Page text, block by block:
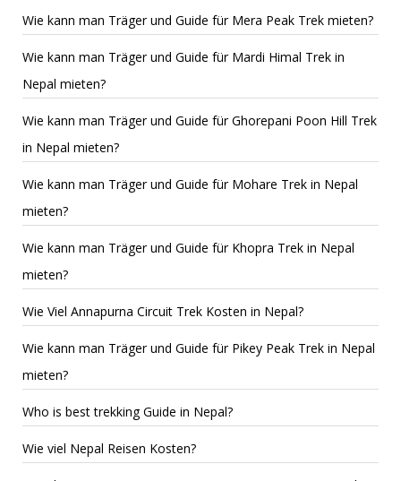
Wie kann man Träger und Guide für Mera Peak Trek mieten?
Wie kann man Träger und Guide für Mardi Himal Trek in
Nepal mieten?
Wie kann man Träger und Guide für Ghorepani Poon Hill Trek
in Nepal mieten?
Wie kann man Träger und Guide für Mohare Trek in Nepal
mieten?
Wie kann man Träger und Guide für Khopra Trek in Nepal
mieten?
Wie Viel Annapurna Circuit Trek Kosten in Nepal?
Wie kann man Träger und Guide für Pikey Peak Trek in Nepal
mieten?
Who is best trekking Guide in Nepal?
Wie viel Nepal Reisen Kosten?